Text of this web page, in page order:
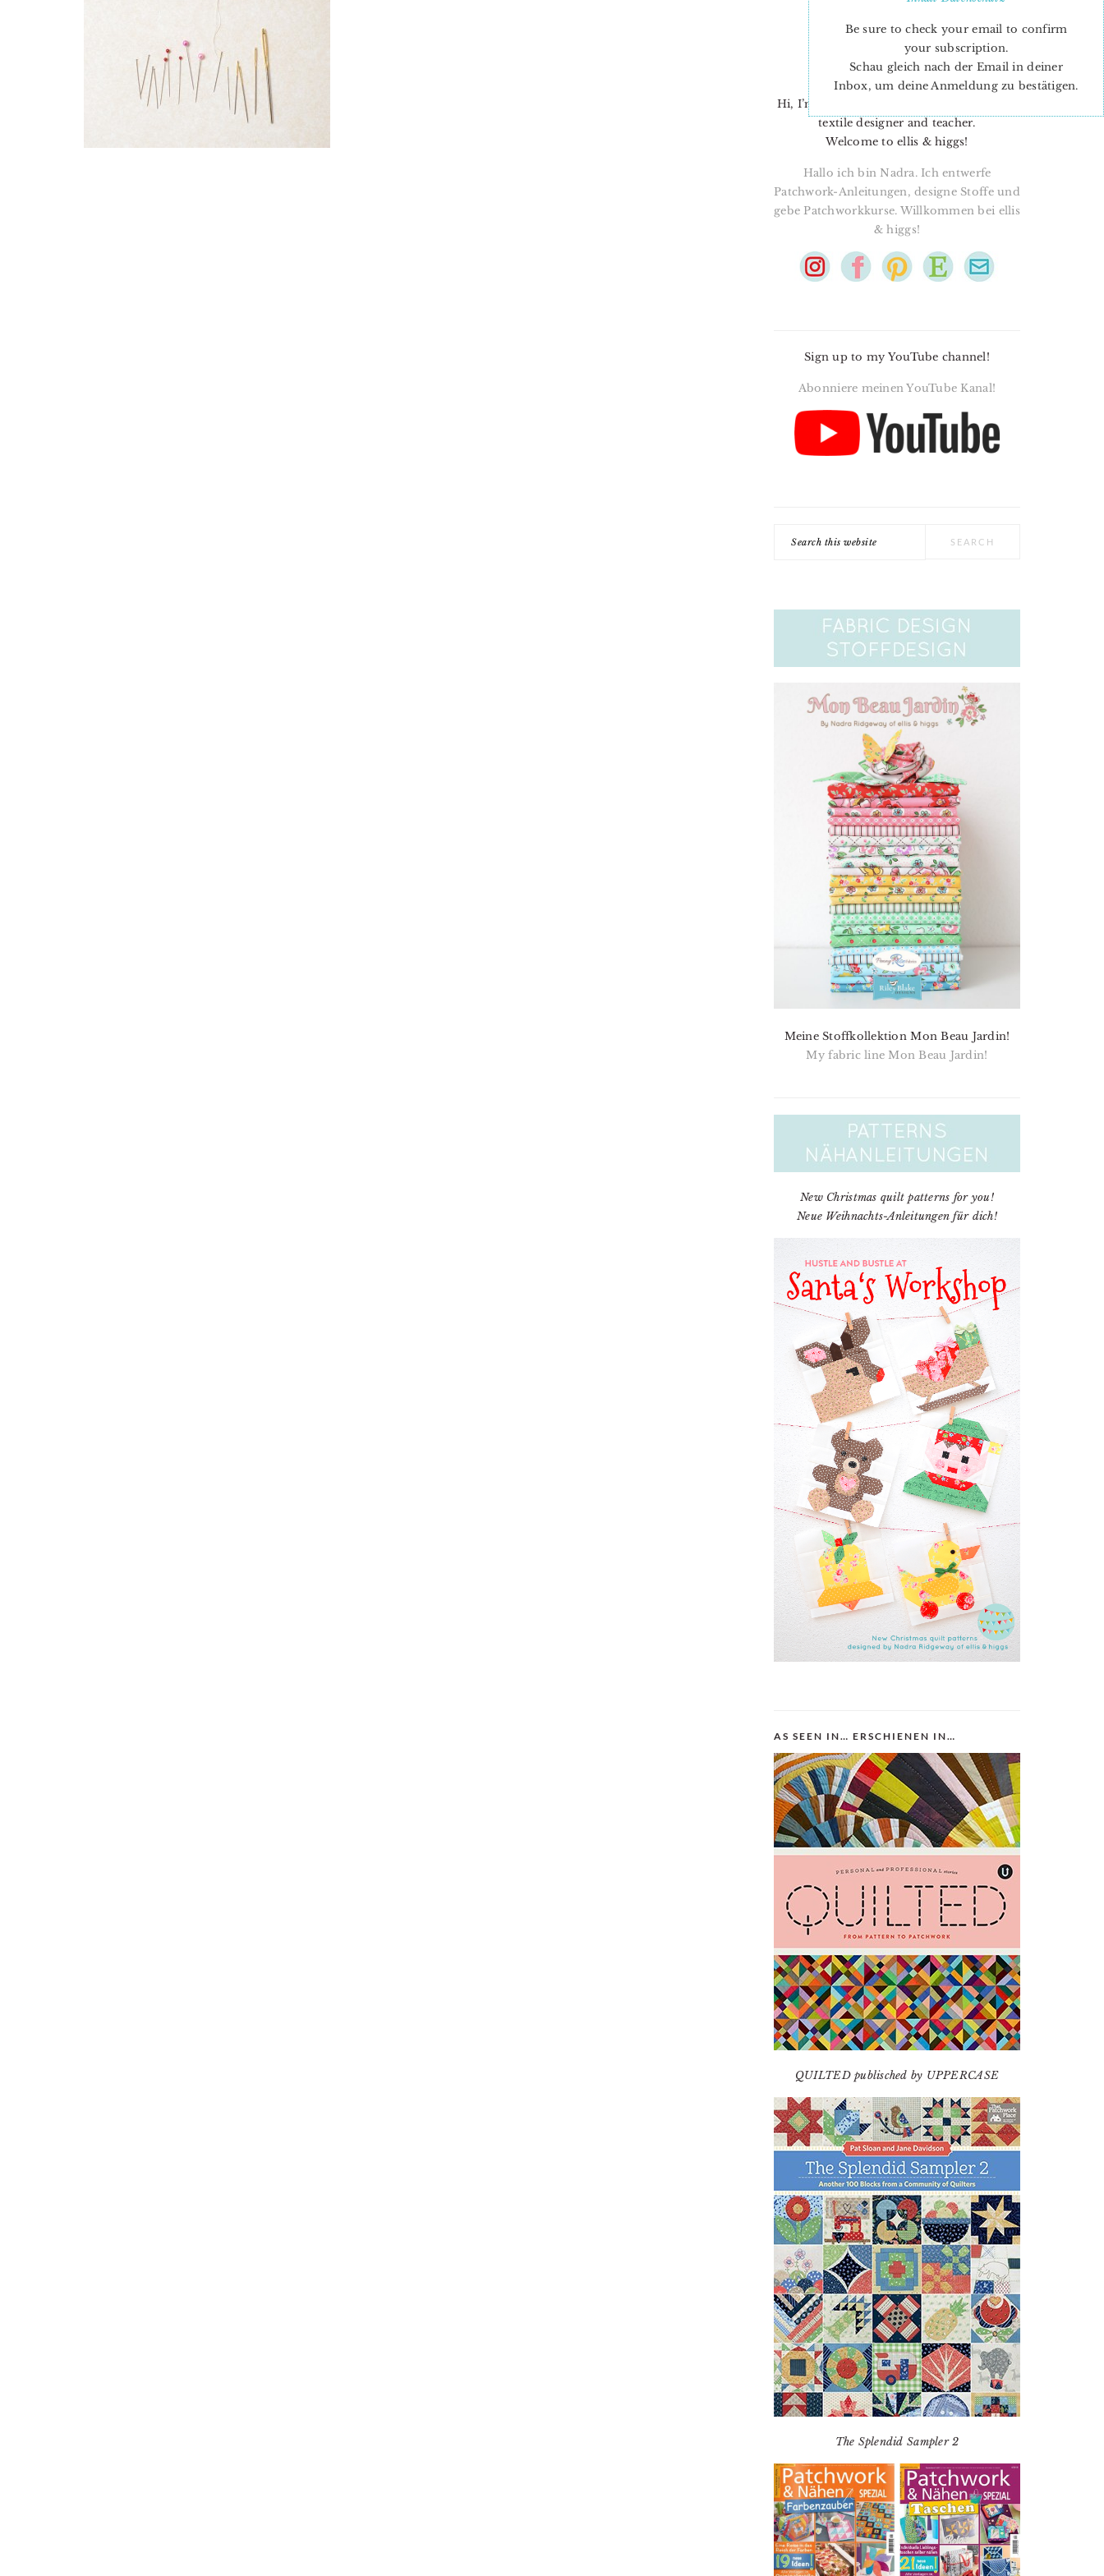
Hi, I’m Nadra. I’m a quilt pattern designer,
textile designer and teacher.
Welcome to ellis & higgs!
Hallo ich bin Nadra. Ich entwerfe
Patchwork-Anleitungen, designe Stoffe und
gebe Patchworkkurse. Willkommen bei ellis
& higgs!
Sign up to my YouTube channel!
Abonniere meinen YouTube Kanal!
Meine Stoffkollektion Mon Beau Jardin!
My fabric line Mon Beau Jardin!
New Christmas quilt patterns for you!
Neue Weihnachts-Anleitungen für dich!
AS SEEN IN… ERSCHIENEN IN…
QUILTED publisched by UPPERCASE
The Splendid Sampler 2
Be sure to check your email to confirm
your subscription.
Schau gleich nach der Email in deiner
Inbox, um deine Anmeldung zu bestätigen.